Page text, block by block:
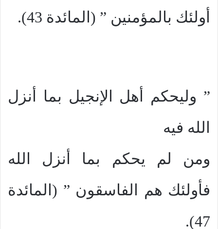
أولئك بالمؤمنين ” (المائدة 43).
” وليحكم أهل الإنجيل بما أنزل
الله فيه
ومن لم يحكم بما أنزل الله
فأولئك هم الفاسقون ” (المائدة
47).